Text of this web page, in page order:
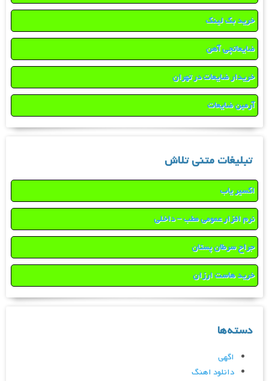
خرید بک لینک
ضایعاتچی آهن
خریدار ضایعات در تهران
آرمین ضایعات
تبلیغات متنی تلاش
اکسیر یاب
نرم افزار عمومی مطب – داخلی
جراح سرطان پستان
خرید هاست ارزان
دسته‌ها
اگهی
دانلود اهنگ